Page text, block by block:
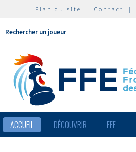
Plan du site | Contact |
Rechercher un joueur
ACCUEIL DÉCOUVRIR FFE